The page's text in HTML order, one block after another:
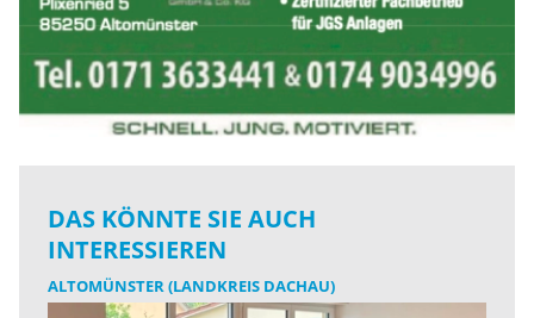
DAS KÖNNTE SIE AUCH
INTERESSIEREN
ALTOMÜNSTER (LANDKREIS DACHAU)